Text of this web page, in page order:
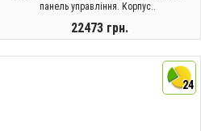
панель управління. Корпус..
22473 грн.
24